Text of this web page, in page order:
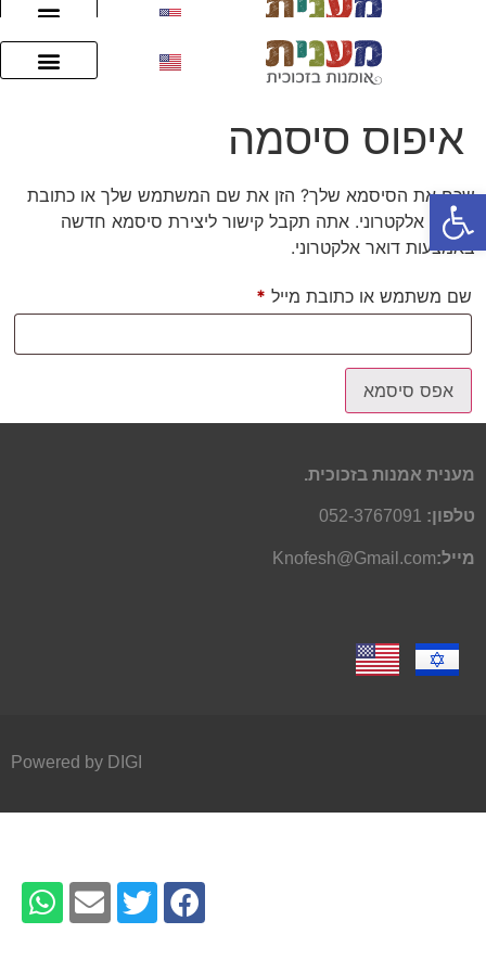
איפוס סיסמה
שכח את הסיסמא שלך? הזן את שם המשתמש שלך או כתובת
הדואר אלקטרוני. אתה תקבל קישור ליצירת סיסמא חדשה
באמצעות דואר אלקטרוני.
שם משתמש או כתובת מייל *
אפס סיסמא
מענית אמנות בזכוכית.
טלפון: 052-3767091
מייל:Knofesh@Gmail.com
Powered by DIGI
פתח סרגל נגישות